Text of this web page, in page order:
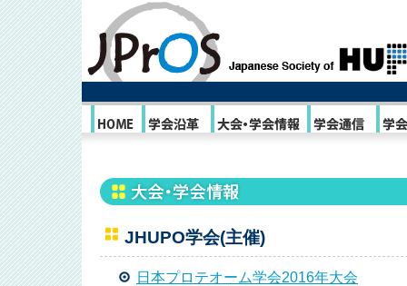
JHUPO学会(主催)
日本プロテオーム学会2016年大会